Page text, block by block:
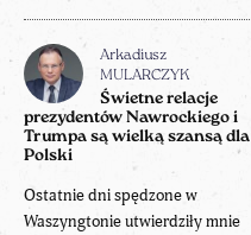
Arkadiusz
MULARCZYK
Świetne relacje
prezydentów Nawrockiego i
Trumpa są wielką szansą dla
Polski
Ostatnie dni spędzone w
Waszyngtonie utwierdziły mnie